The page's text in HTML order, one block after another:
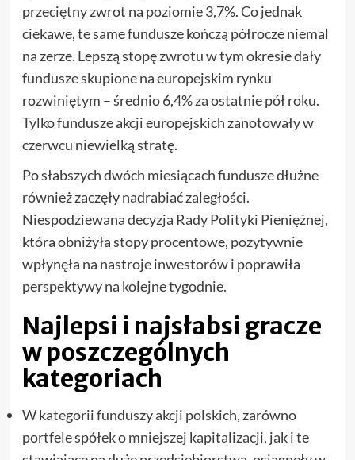
przeciętny zwrot na poziomie 3,7%. Co jednak
ciekawe, te same fundusze kończą półrocze niemal
na zerze. Lepszą stopę zwrotu w tym okresie dały
fundusze skupione na europejskim rynku
rozwiniętym – średnio 6,4% za ostatnie pół roku.
Tylko fundusze akcji europejskich zanotowały w
czerwcu niewielką stratę.
Po słabszych dwóch miesiącach fundusze dłużne
również zaczęły nadrabiać zaległości.
Niespodziewana decyzja Rady Polityki Pieniężnej,
która obniżyła stopy procentowe, pozytywnie
wpłynęła na nastroje inwestorów i poprawiła
perspektywy na kolejne tygodnie.
Najlepsi i najsłabsi gracze
w poszczególnych
kategoriach
W kategorii funduszy akcji polskich, zarówno
portfele spółek o mniejszej kapitalizacji, jak i te